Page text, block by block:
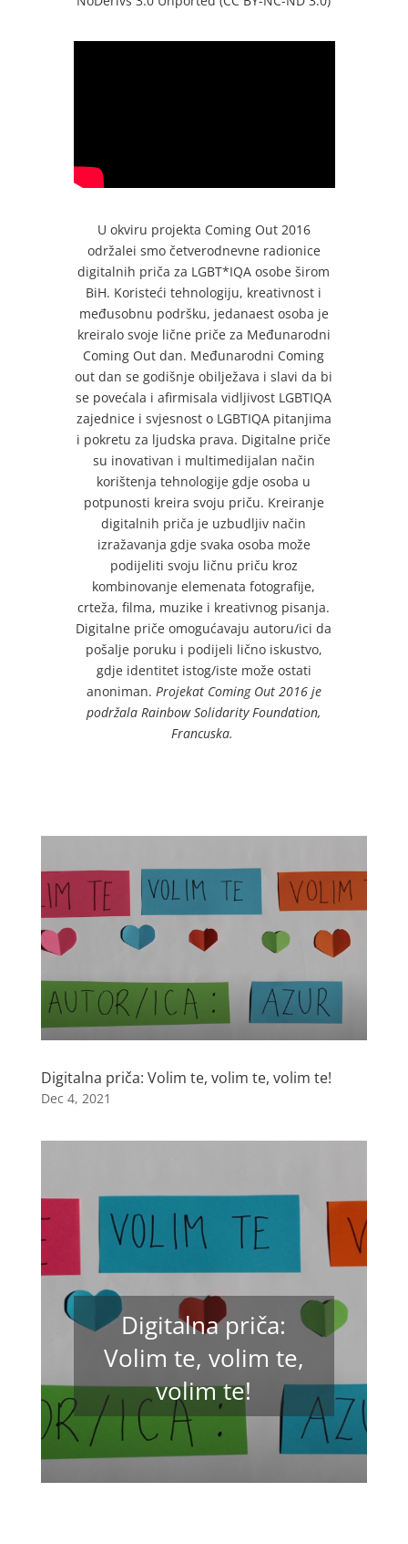
U okviru projekta Coming Out 2016
održalei smo četverodnevne radionice
digitalnih priča za LGBT*IQA osobe širom
BiH. Koristeći tehnologiju, kreativnost i
međusobnu podršku, jedanaest osoba je
kreiralo svoje lične priče za Međunarodni
Coming Out dan. Međunarodni Coming
out dan se godišnje obilježava i slavi da bi
se povećala i afirmisala vidljivost LGBTIQA
zajednice i svjesnost o LGBTIQA pitanjima
i pokretu za ljudska prava. Digitalne priče
su inovativan i multimedijalan način
korištenja tehnologije gdje osoba u
potpunosti kreira svoju priču. Kreiranje
digitalnih priča je uzbudljiv način
izražavanja gdje svaka osoba može
podijeliti svoju ličnu priču kroz
kombinovanje elemenata fotografije,
crteža, filma, muzike i kreativnog pisanja.
Digitalne priče omogućavaju autoru/ici da
pošalje poruku i podijeli lično iskustvo,
gdje identitet istog/iste može ostati
anoniman. Projekat Coming Out 2016 je
podržala Rainbow Solidarity Foundation,
Francuska.
Digitalna priča: Volim te, volim te, volim te!
Dec 4, 2021
Digitalna priča:
Volim te, volim te,
volim te!